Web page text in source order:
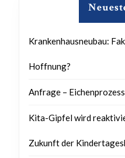
Krankenhausneubau:
Hoffnung?
Anfrage –
Kita-Gipfel wird
Zukunft der